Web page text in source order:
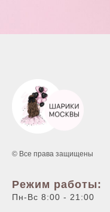
© Все права защищены
Режим работы:
Пн-Вс 8:00 - 21:00